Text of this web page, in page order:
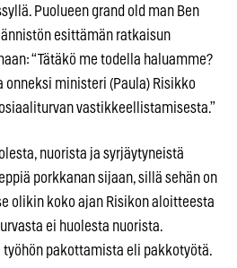
Puolueen grand old man Ben
esittämän ratkaisun
“Tätäkö me todella haluamme?
onneksi ministeri (Paula) Risikko
vastikkeellistamisesta.”
nuorista ja syrjäytyneistä
porkkanan sijaan, sillä sehän on
olikin koko ajan Risikon aloitteesta
ei huolesta nuorista.
pakottamista eli pakkotyötä.